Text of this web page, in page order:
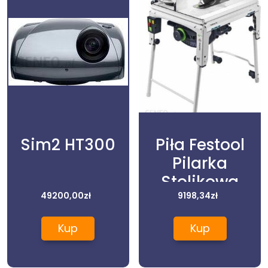
Sim2 HT300
49200,00zł
Kup
Piła Festool
Pilarka
Stolikowa
575781
9198,34zł
Kup